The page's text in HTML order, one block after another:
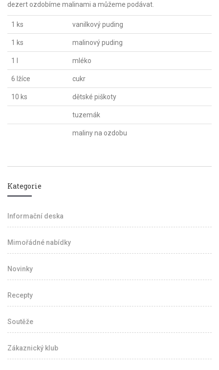
dezert ozdobíme malinami a můžeme podávat.
1 ks vanilkový puding
1 ks malinový puding
1 l mléko
6 lžíce cukr
10 ks dětské piškoty
tuzemák
maliny na ozdobu
Kategorie
Informační deska
Mimořádné nabídky
Novinky
Recepty
Soutěže
Zákaznický klub